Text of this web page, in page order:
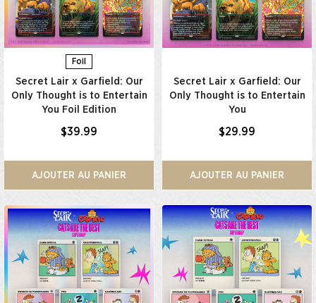
Foil
Secret Lair x Garfield: Our
Only Thought is to Entertain
You Foil Edition​
$39.99
AJOUTER AU PANIER
Secret Lair x Garfield: Our
Only Thought is to Entertain
You​
$29.99
AJOUTER AU PANIER